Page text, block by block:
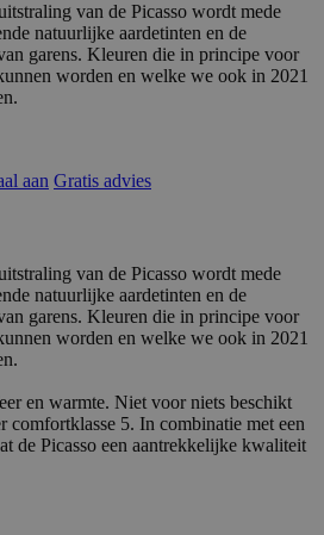
van de Picasso wordt mede
natuurlijke aardetinten en de
garens. Kleuren die in principe voor
worden en welke we ook in 2021
aan Gratis advies
van de Picasso wordt mede
natuurlijke aardetinten en de
garens. Kleuren die in principe voor
worden en welke we ook in 2021
en warmte. Niet voor niets beschikt
comfortklasse 5. In combinatie met een
de Picasso een aantrekkelijke kwaliteit